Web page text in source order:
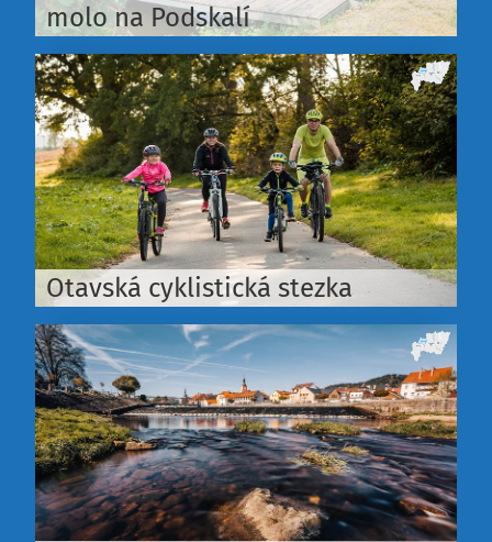
molo na Podskalí
Otavská cyklistická stezka